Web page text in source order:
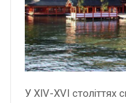
У XIV-XVI століттях